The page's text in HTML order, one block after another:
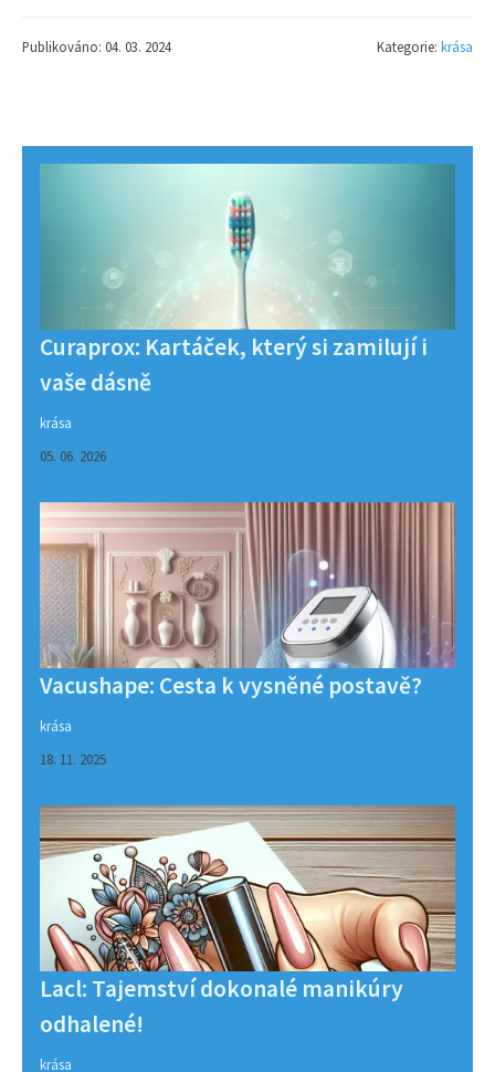
Publikováno: 04. 03. 2024 Kategorie: krása
Curaprox: Kartáček, který si zamilují i
vaše dásně
krása
05. 06. 2026
Vacushape: Cesta k vysněné postavě?
krása
18. 11. 2025
Lacl: Tajemství dokonalé manikúry
odhalené!
krása